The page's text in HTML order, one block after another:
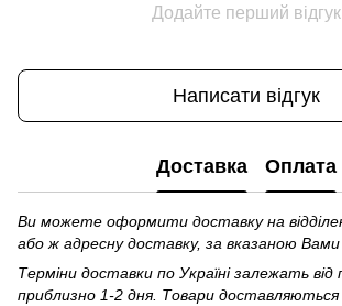
Додайте перший відгук
Написати відгук
Доставка Оплата
Ви можете оформити доставку на
або ж адресну доставку, за вказаною
Терміни доставки по Україні залежать від
приблизно 1-2 дня. Товари